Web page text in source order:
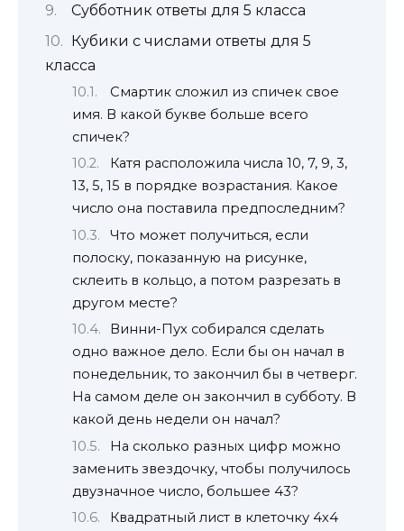
Субботник ответы для 5 класса
Кубики с числами ответы для 5
класса
Смартик сложил из спичек свое
имя. В какой букве больше всего
спичек?
Катя расположила числа 10, 7, 9, 3,
13, 5, 15 в порядке возрастания. Какое
число она поставила предпоследним?
Что может получиться, если
полоску, показанную на рисунке,
склеить в кольцо, а потом разрезать в
другом месте?
Винни-Пух собирался сделать
одно важное дело. Если бы он начал в
понедельник, то закончил бы в четверг.
На самом деле он закончил в субботу. В
какой день недели он начал?
На сколько разных цифр можно
заменить звездочку, чтобы получилось
двузначное число, большее 43?
Квадратный лист в клеточку 4х4